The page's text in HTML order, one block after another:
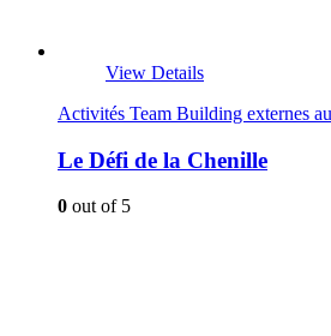
View Details
Activités Team Building externes
Le Défi de la Chenille
0 out of 5